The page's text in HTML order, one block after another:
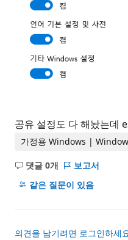
공유 설정도 다 해놨는데
가정용 Windows |
댓글 0개
설
명
음
보고서
같은 질문이 있음
의견을 남기려면 로그인하세